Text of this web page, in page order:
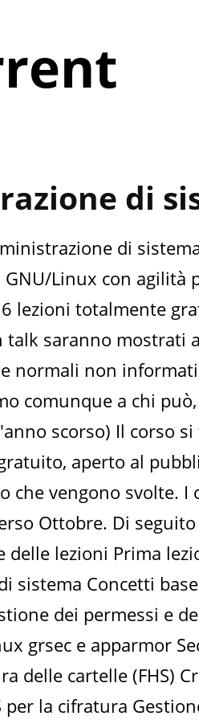
di
di
Linux con agilità
lezioni totalmente
saranno mostrati
normali non
comunque a chi
scorso) Il corso
aperto al
che vengono svolte.
Ottobre. Di
lezioni Prima
Concetti
dei permessi e
grsec e apparmor
delle cartelle (FHS)
la cifratura